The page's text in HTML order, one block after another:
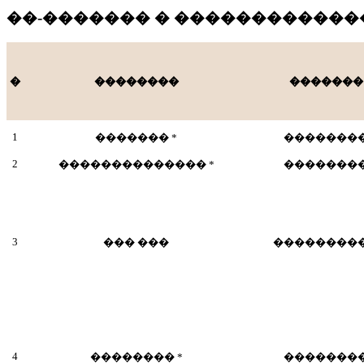
��-������� �
� �������� �������
1 ������� *
2 �������������� *
3 ��� ���
4 �������� *